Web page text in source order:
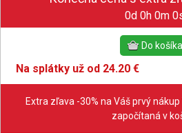
0d 0h 0m
Na splátky už od 24.20 €
Extra zľava -30% na Váš prvý
započítaná v